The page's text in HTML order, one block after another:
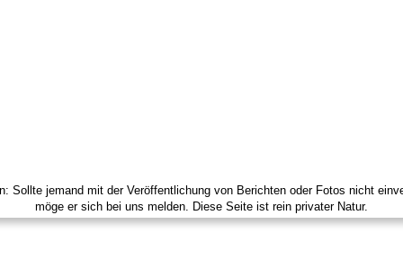
Sollte jemand mit der Veröffentlichung von Berichten oder Fotos nicht
möge er sich bei uns melden. Diese Seite ist rein privater Natur.